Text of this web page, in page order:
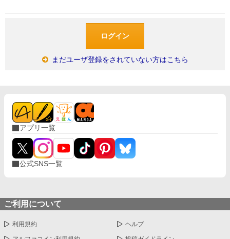
まだユーザ登録をされていない方はこちら
アプリ一覧
公式SNS一覧
ご利用について
利用規約 ヘルプ